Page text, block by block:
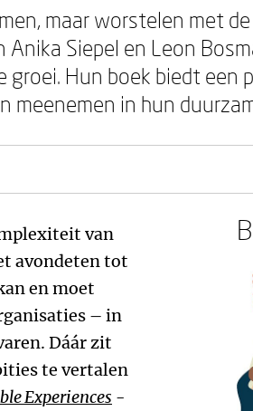
maar worstelen met
Anika Siepel en Leon
Hun boek biedt een
in hun
van
avondeten tot
en moet
– in
Dáár zit
te vertalen
Experiences -